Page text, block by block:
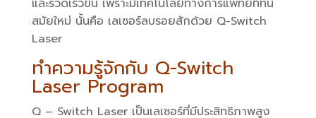
และรวดเร็วขึ้น เพราะมีเทคโนโลยีทางการแพทย์ที่ทัน
สมัยใหม่ นั้นคือ เลเซอร์ลบรอยสักด้วย Q-Switch
Laser
ทำความรู้จักกับ Q-Switch
Laser Program
Q – Switch Laser เป็นเลเซอร์ที่มีประสิทธิภาพสูง